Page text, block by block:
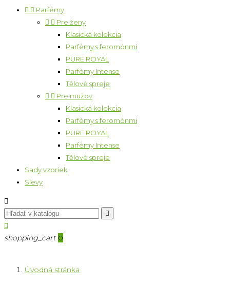
  Parfémy
  Pre ženy
Klasická kolekcia
Parfémy s feromónmi
PURE ROYAL
Parfémy Intense
Tělové spreje
  Pre mužov
Klasická kolekcia
Parfémy s feromónmi
PURE ROYAL
Parfémy Intense
Tělové spreje
Sady vzoriek
Slevy



shopping_cart 0
Úvodná stránka